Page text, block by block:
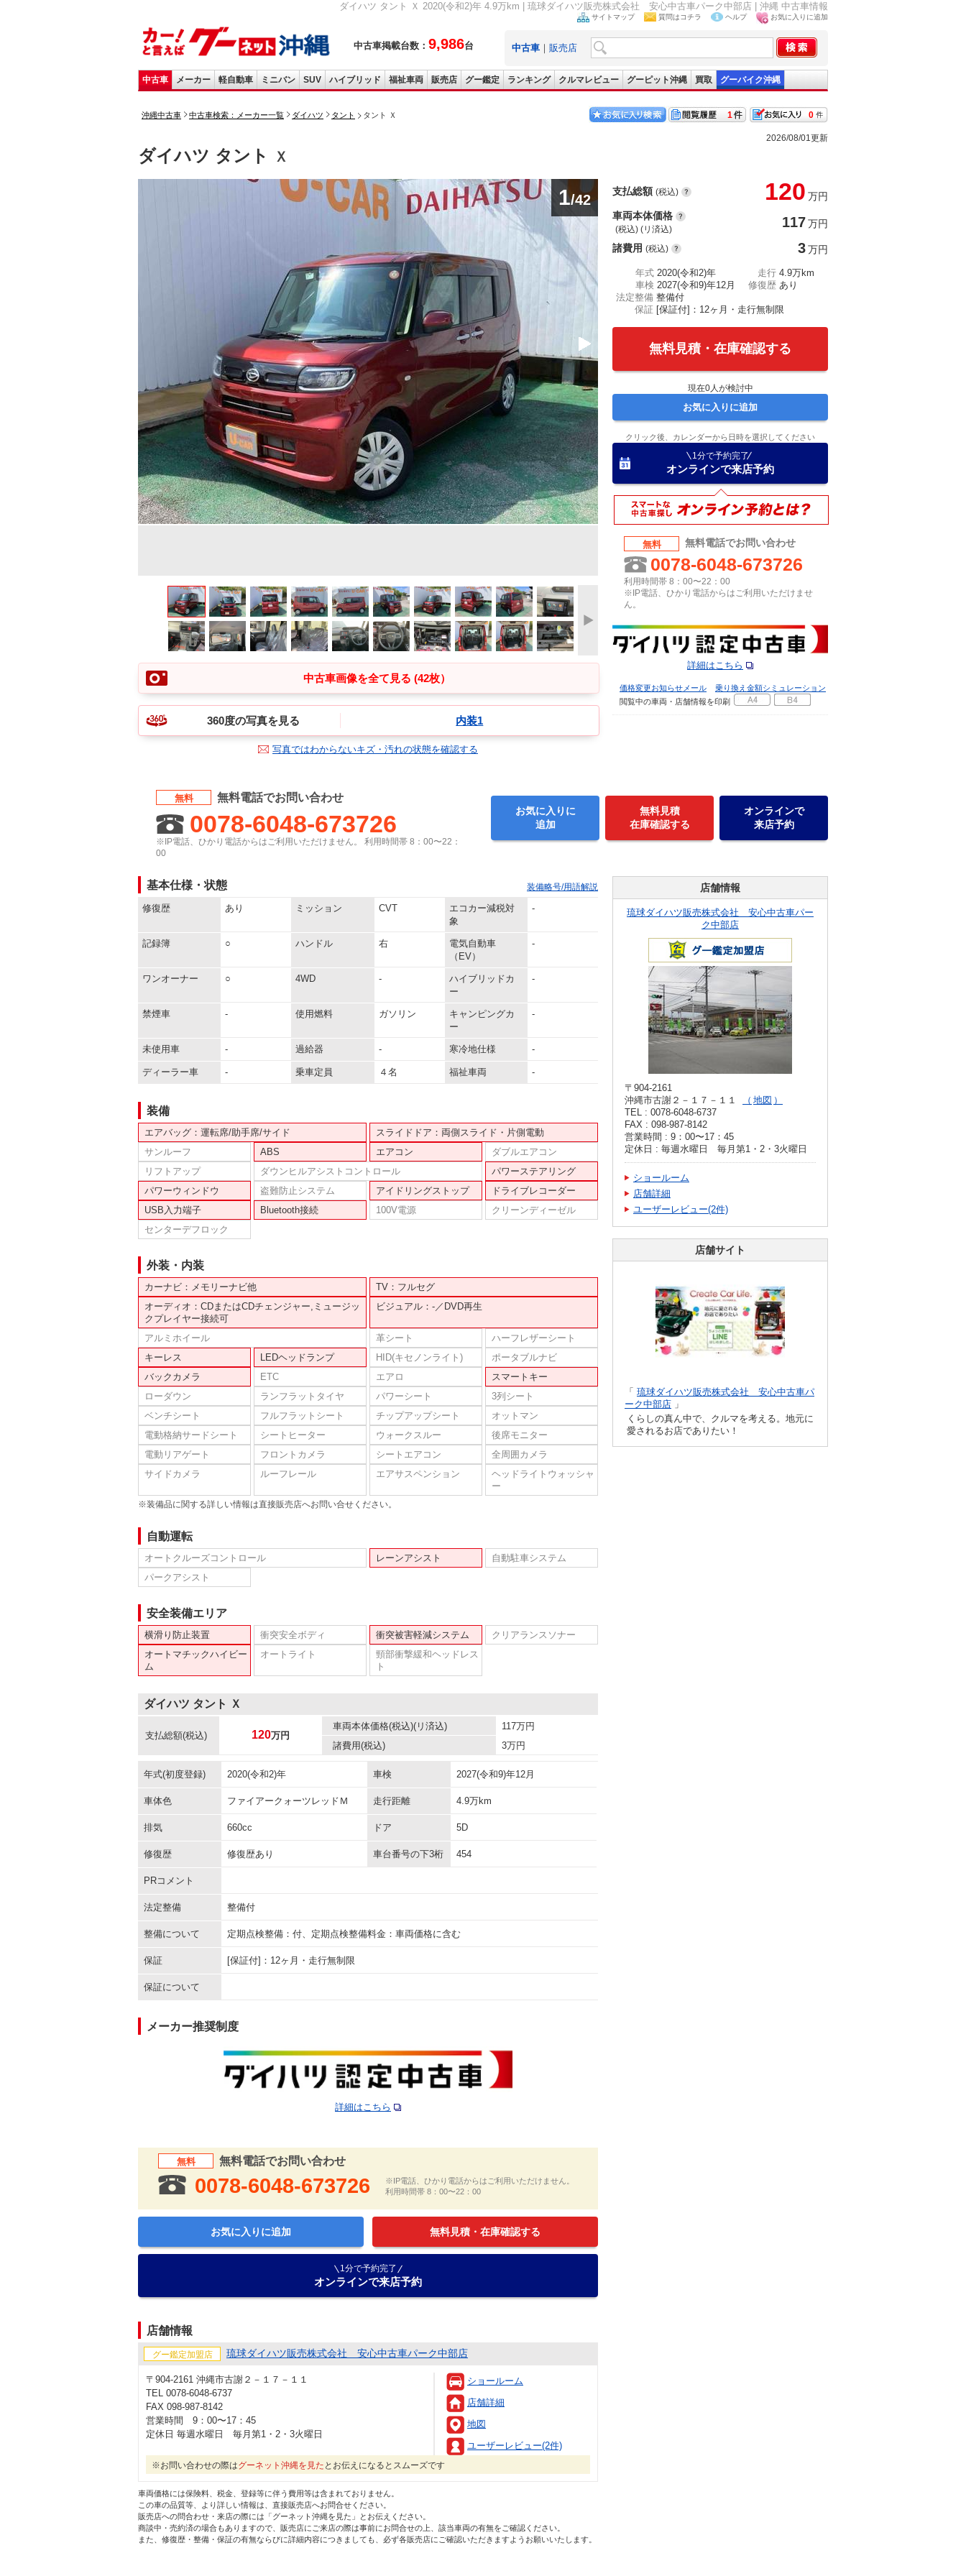
ダイハツ タント Ｘ 2020(令和2)年 4.9万km | 琉球ダイハツ販売株式会社 安心中古車パーク中部店 | 沖縄 中古車情報
中古車掲載台数： 9,986台
サイトマップ 質問はコチラ ヘルプ お気に入りに追加
中古車 ｜ 販売店
中古車 メーカー 軽自動車 ミニバン SUV ハイブリッド 福祉車両 販売店 グー鑑定 ランキング クルマレビュー グーピット沖縄 買取 グーバイク沖縄
沖縄中古車 中古車検索：メーカー一覧 ダイハツ タント タント Ｘ 0
1
2026/08/01更新
ダイハツ タント Ｘ
1/42
中古車画像を全て見る (42枚）
360度の写真を見る 内装1
写真ではわからないキズ・汚れの状態を確認する
支払総額 (税込) 120 万円
車両本体価格
(税込) (リ済込) 117万円
諸費用 (税込) 3万円
年式 2020(令和2)年 走行 4.9万km
車検 2027(令和9)年12月 修復歴 あり
法定整備 整備付
保証 [保証付]：12ヶ月・走行無制限
無料見積・在庫確認する
現在0人が検討中
お気に入りに追加
クリック後、カレンダーから日時を選択してください
1分で予約完了
オンラインで来店予約
無料 無料電話でお問い合わせ
0078-6048-673726
利用時間帯 8：00〜22：00
※IP電話、ひかり電話からはご利用いただけませ
ん。
詳細はこちら
価格変更お知らせメール
乗り換え金額シミュレーション
閲覧中の車両・店舗情報を印刷
無料 無料電話でお問い合わせ
0078-6048-673726
※IP電話、ひかり電話からはご利用いただけません。 利用時間帯 8：00〜22：
00
お気に入りに
追加
無料見積
在庫確認する
オンラインで
来店予約
基本仕様・状態 装備略号/用語解説
修復歴 あり ミッション CVT
エコカー減税対
象
-
記録簿 ○ ハンドル 右
電気自動車
（EV）
-
ワンオーナー ○ 4WD -
ハイブリッドカ
ー
-
禁煙車 - 使用燃料 ガソリン
キャンピングカ
ー
-
未使用車 - 過給器 - 寒冷地仕様 -
ディーラー車 - 乗車定員 ４名 福祉車両 -
装備
エアバッグ：運転席/助手席/サイド
スライドドア：両側スライド・片側電動
サンルーフ
ABS エアコン
ダブルエアコン
リフトアップ
ダウンヒルアシストコントロール
パワーステアリング
パワーウィンドウ
盗難防止システム アイドリングストップ
ドライブレコーダー
USB入力端子
Bluetooth接続 100V電源
クリーンディーゼル
センターデフロック
外装・内装
カーナビ：メモリーナビ他
TV：フルセグ
オーディオ：CDまたはCDチェンジャー,ミュージッ
クプレイヤー接続可
ビジュアル：-／DVD再生
アルミホイール 革シート
ハーフレザーシート
キーレス
LEDヘッドランプ HID(キセノンライト)
ポータブルナビ
バックカメラ
ETC エアロ
スマートキー
ローダウン
ランフラットタイヤ パワーシート
3列シート
ベンチシート
フルフラットシート チップアップシート
オットマン
電動格納サードシート
シートヒーター ウォークスルー
後席モニター
電動リアゲート
フロントカメラ シートエアコン
全周囲カメラ
サイドカメラ
ルーフレール エアサスペンション
ヘッドライトウォッシャ
ー
※装備品に関する詳しい情報は直接販売店へお問い合せください。
自動運転
オートクルーズコントロール レーンアシスト
自動駐車システム
パークアシスト
安全装備エリア
横滑り防止装置 衝突安全ボディ 衝突被害軽減システム
クリアランスソナー
オートマチックハイビー
ム
オートライト
頸部衝撃緩和ヘッドレス
ト
ダイハツ タント Ｘ
支払総額(税込) 120万円
車両本体価格(税込)(リ済込) 117万円
諸費用(税込) 3万円
年式(初度登録) 2020(令和2)年 車検 2027(令和9)年12月
車体色 ファイアークォーツレッドＭ 走行距離 4.9万km
排気 660cc ドア 5D
修復歴 修復歴あり 車台番号の下3桁 454
PRコメント
法定整備 整備付
整備について 定期点検整備：付、定期点検整備料金：車両価格に含む
保証 [保証付]：12ヶ月・走行無制限
保証について
メーカー推奨制度
詳細はこちら
無料 無料電話でお問い合わせ
0078-6048-673726
※IP電話、ひかり電話からはご利用いただけません。
利用時間帯 8：00〜22：00
お気に入りに追加 無料見積・在庫確認する
1分で予約完了
オンラインで来店予約
店舗情報
グー鑑定加盟店 琉球ダイハツ販売株式会社 安心中古車パーク中部店
〒904-2161 沖縄市古謝２－１７－１１
TEL 0078-6048-6737
FAX 098-987-8142
営業時間 9：00〜17：45
定休日 毎週水曜日 毎月第1・2・3火曜日
ショールーム
店舗詳細
地図
ユーザーレビュー(2件)
※お問い合わせの際はグーネット沖縄を見た とお伝えになるとスムーズです
車両価格には保険料、税金、登録等に伴う費用等は含まれておりません。
この車の品質等、より詳しい情報は、直接販売店へお問合せください。
販売店への問合わせ・来店の際には「グーネット沖縄を見た」とお伝えください。
商談中・売約済の場合もありますので、販売店にご来店の際は事前にお問合せの上、該当車両の有無をご確認ください。
また、修復歴・整備・保証の有無ならびに詳細内容につきましても、必ず各販売店にご確認いただきますようお願いいたします。
店舗情報
琉球ダイハツ販売株式会社 安心中古車パー
ク中部店
〒904-2161
沖縄市古謝２－１７－１１
地図
TEL : 0078-6048-6737
FAX : 098-987-8142
営業時間 : 9：00〜17：45
定休日 : 毎週水曜日 毎月第1・2・3火曜日
ショールーム
店舗詳細
ユーザーレビュー(2件)
店舗サイト
「 琉球ダイハツ販売株式会社 安心中古車パ
ーク中部店 」
くらしの真ん中で、クルマを考える。地元に
愛されるお店でありたい！